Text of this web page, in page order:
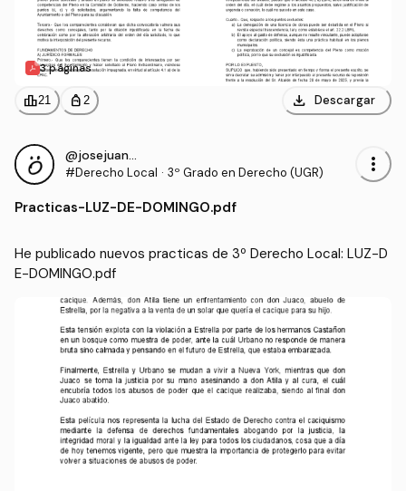
3 páginas
leaderboard21 personal_bag 2 download Descargar
@josejuan12
#Derecho Local · 3º Grado en Derecho (UGR) more_vert
Practicas-LUZ-DE-DOMINGO.pdf
He publicado nuevos practicas de 3º Derecho Local: LUZ-D
E-DOMINGO.pdf